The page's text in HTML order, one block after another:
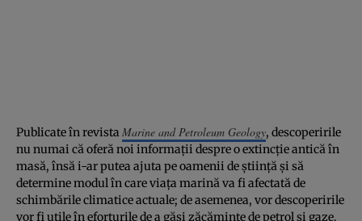
Publicate în revista Marine and Petroleum Geology, descoperirile
nu numai că oferă noi informații despre o extincție antică în
masă, însă i-ar putea ajuta pe oamenii de știință și să
determine modul în care viața marină va fi afectată de
schimbările climatice actuale; de asemenea, vor descoperirile
vor fi utile în eforturile de a găsi zăcăminte de petrol și gaze.